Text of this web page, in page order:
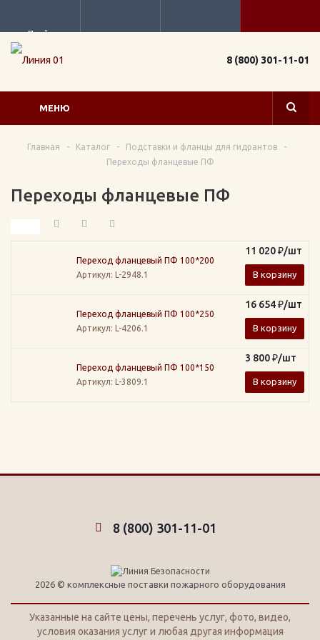
Прайс
8 (800) 301-11-01
МЕНЮ
Главная - Каталог - Подставки и фланцы для гидрантов
-
Переходы фланцевые ПФ
Переходы фланцевые ПФ
Переход фланцевый ПФ 100*200
Артикул: L-2948.1
11 020₽/шт
В корзину
Переход фланцевый ПФ 100*250
Артикул: L-4206.1
16 654₽/шт
В корзину
Переход фланцевый ПФ 100*150
Артикул: L-3809.1
3 800₽/шт
В корзину
8 (800) 301-11-01
2026 © комплексные поставки пожарного оборудования
Указанные на сайте цены, перечень услуг, фото, видео,
условия оказания услуг и любая другая информация